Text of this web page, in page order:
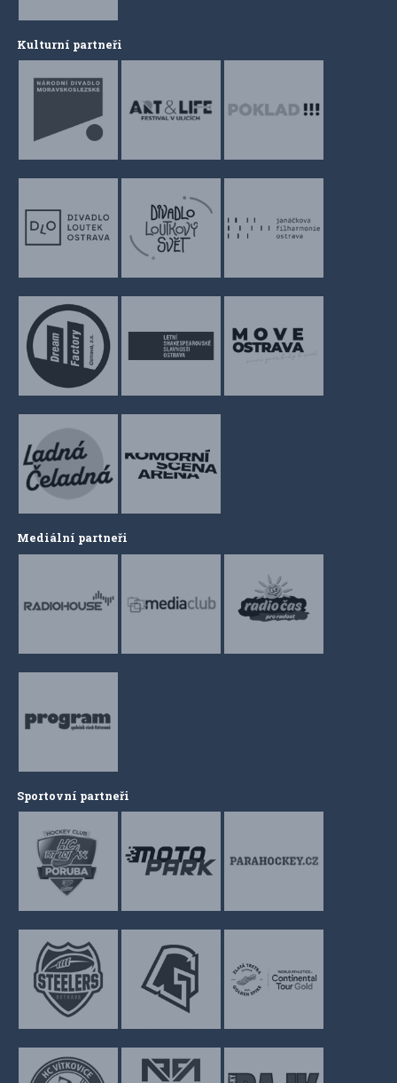
Kulturní partneři
Mediální partneři
Sportovní partneři